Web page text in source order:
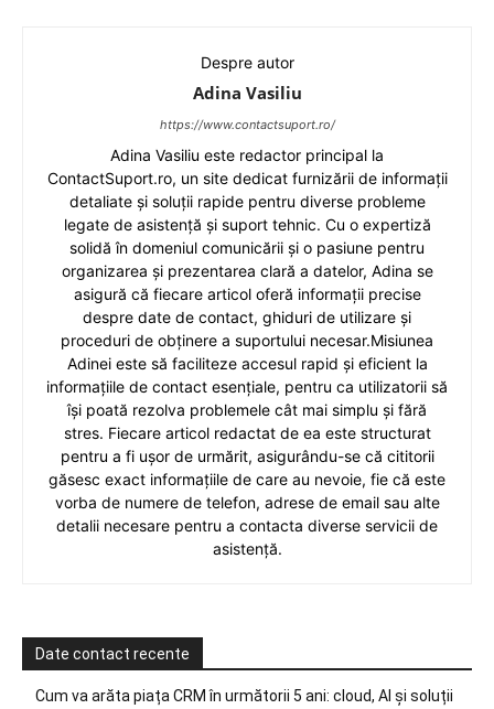
Despre autor
Adina Vasiliu
https://www.contactsuport.ro/
Adina Vasiliu este redactor principal la
ContactSuport.ro, un site dedicat furnizării de informații
detaliate și soluții rapide pentru diverse probleme
legate de asistență și suport tehnic. Cu o expertiză
solidă în domeniul comunicării și o pasiune pentru
organizarea și prezentarea clară a datelor, Adina se
asigură că fiecare articol oferă informații precise
despre date de contact, ghiduri de utilizare și
proceduri de obținere a suportului necesar.Misiunea
Adinei este să faciliteze accesul rapid și eficient la
informațiile de contact esențiale, pentru ca utilizatorii să
își poată rezolva problemele cât mai simplu și fără
stres. Fiecare articol redactat de ea este structurat
pentru a fi ușor de urmărit, asigurându-se că cititorii
găsesc exact informațiile de care au nevoie, fie că este
vorba de numere de telefon, adrese de email sau alte
detalii necesare pentru a contacta diverse servicii de
asistență.
Date contact recente
Cum va arăta piața CRM în următorii 5 ani: cloud, AI și soluții